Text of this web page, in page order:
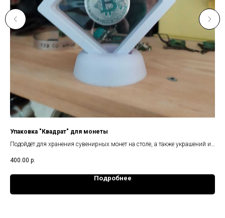
Упаковка "Квадрат" для монеты
Подойдёт для хранения сувенирных монет на столе, а также украшений и
400.00 р.
Подробнее